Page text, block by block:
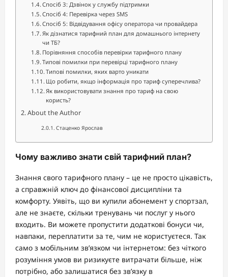
Спосіб 3: Дзвінок у службу підтримки
Спосіб 4: Перевірка через SMS
Спосіб 5: Відвідування офісу оператора чи провайдера
Як дізнатися тарифний план для домашнього інтернету
чи ТБ?
Порівняння способів перевірки тарифного плану
Типові помилки при перевірці тарифного плану
Типові помилки, яких варто уникати
Що робити, якщо інформація про тариф суперечлива?
Як використовувати знання про тариф на свою
користь?
About the Author
Стаценко Ярослав
Чому важливо знати свій тарифний план?
Знання свого тарифного плану – це не просто цікавість,
а справжній ключ до фінансової дисципліни та
комфорту. Уявіть, що ви купили абонемент у спортзал,
але не знаєте, скільки тренувань чи послуг у нього
входить. Ви можете пропустити додаткові бонуси чи,
навпаки, переплатити за те, чим не користуєтеся. Так
само з мобільним зв’язком чи інтернетом: без чіткого
розуміння умов ви ризикуєте витрачати більше, ніж
потрібно, або залишатися без зв’язку в